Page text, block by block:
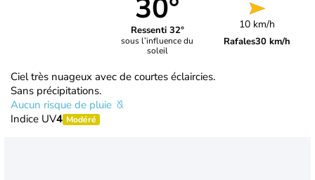
30°
Ressenti 32°
sous l’influence du
soleil
10 km/h
Rafales30 km/h
Ciel très nuageux avec de courtes éclaircies.
Sans précipitations.
Aucun risque de pluie
Indice UV4 Modéré